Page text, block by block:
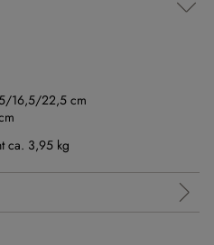
16,5/22,5 cm
ca. 3,95 kg